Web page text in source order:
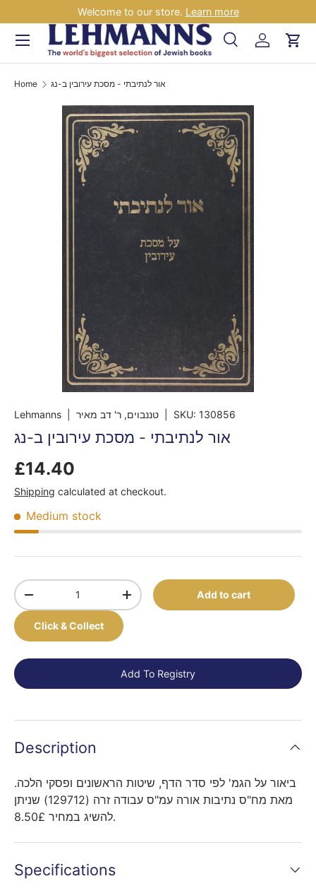
Skip to content
Welcome to our store. Learn more
Search
SearchLog inCart
Menu
Home אור לנתיבתי - מסכת עירובין ב-נג
Lehmanns | טננבוים, ר' דב מאיר SKU: 130856
אור לנתיבתי - מסכת עירובין ב-נג
£14.40
Shipping calculated at checkout.
Medium stock
Qty
-
+ Add to cart
Click & Collect
Add To Registry
Description
ביאור על הגמ' לפי סדר הדף, שיטות הראשונים ופסקי הלכה.
מאת מח"ס נתיבות אורה עמ"ס עבודה זרה (129712) שניתן
להשיג במחיר 8.50£.
Specifications